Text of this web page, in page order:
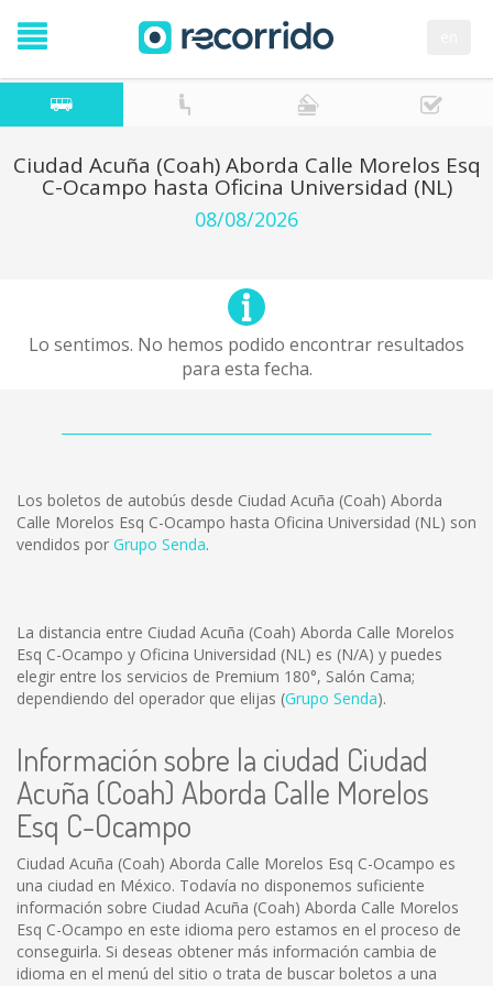
Ciudad Acuña (Coah) Aborda Calle Morelos Esq
C-Ocampo hasta Oficina Universidad (NL)
08/08/2026
Lo sentimos. No hemos podido encontrar resultados
para esta fecha.
Los boletos de autobús desde Ciudad Acuña (Coah) Aborda
Calle Morelos Esq C-Ocampo hasta Oficina Universidad (NL) son
vendidos por Grupo Senda.
La distancia entre Ciudad Acuña (Coah) Aborda Calle Morelos
Esq C-Ocampo y Oficina Universidad (NL) es (N/A) y puedes
elegir entre los servicios de Premium 180°, Salón Cama;
dependiendo del operador que elijas (Grupo Senda).
Información sobre la ciudad Ciudad
Acuña (Coah) Aborda Calle Morelos
Esq C-Ocampo
Ciudad Acuña (Coah) Aborda Calle Morelos Esq C-Ocampo es
una ciudad en México. Todavía no disponemos suficiente
información sobre Ciudad Acuña (Coah) Aborda Calle Morelos
Esq C-Ocampo en este idioma pero estamos en el proceso de
conseguirla. Si deseas obtener más información cambia de
idioma en el menú del sitio o trata de buscar boletos a una